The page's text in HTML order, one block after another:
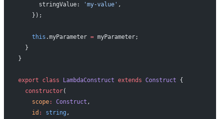
      stringValue:
'my-value' ,
    });
    this
.myParameter = myParameter;
  }
}
export class LambdaConstruct extends Construct {
  constructor
(
    scope
: Construct ,
    id
: string ,